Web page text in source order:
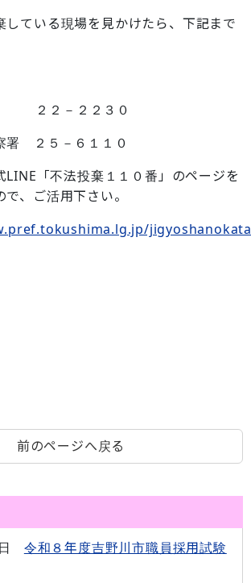
している現場を見かけたら、下記まで
２２－２２３０
署 ２５－６１１０
LINE「不法投棄１１０番」のページを
、ご活用下さい。
前のページへ戻る
令和８年度吉野川市職員採用試験